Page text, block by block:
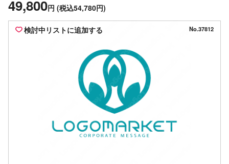
49,800円 (税込54,780円)
検討中リストに追加する No.37812